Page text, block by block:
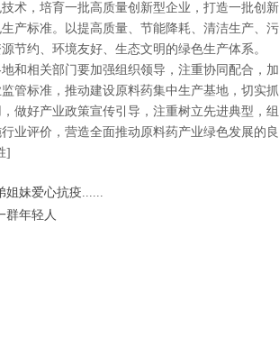
术，培育一批高质量创新型企业，打造一批创
产标准。以提高质量、节能降耗、清洁生产、
节约、环境友好、生态文明的绿色生产体系。
和相关部门要加强组织领导，注重协同配合，
管标准，推动建设原料药集中生产基地，切实
做好产业政策宣传引导，注重树立先进典型，
业评价，营造全面推动原料药产业绿色发展的
]
姐妹爱心抗疫......
群年轻人